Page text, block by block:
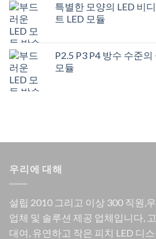
특별한 모양의 LED 비
트 LED 모듈
P2.5 P3 P4 방수 수준
모듈
우리에 대해
설립 2010 그리고 이상 300 직원,
업체 및 솔루션 제공 업체입니다,
대여, 유연하고 작은 피치 LED 디